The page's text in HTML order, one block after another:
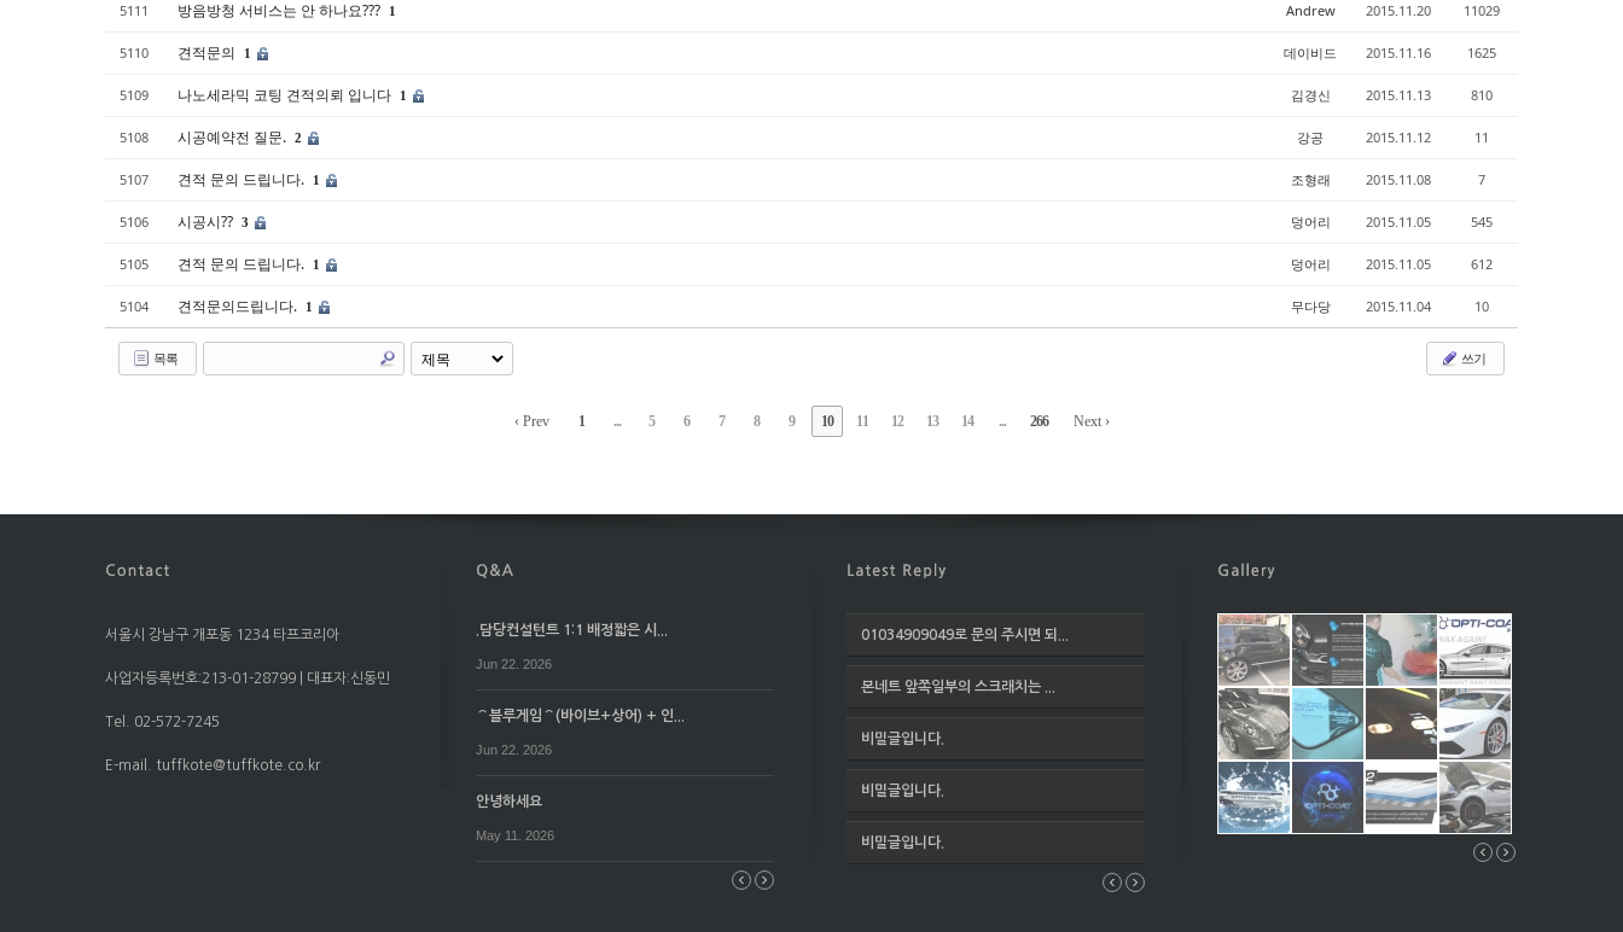
5111 방음방청 서비스는 안 하나요??? 1 Andrew 2015.11.20 11029
5110 견적문의 1 데이비드 2015.11.16 1625
5109 나노세라믹 코팅 견적의뢰 입니다 1 김경신 2015.11.13 810
5108 시공예약전 질문. 2 강공 2015.11.12 11
5107 견적 문의 드립니다. 1 조형래 2015.11.08 7
5106 시공시?? 3 덩어리 2015.11.05 545
5105 견적 문의 드립니다. 1 덩어리 2015.11.05 612
5104 견적문의드립니다. 1 무다당 2015.11.04 10
목록 쓰기
‹ Prev 1 ... 5 6 7 8 9 10 11 12 13 14 ... 266 Next ›
서울시 강남구 개포동 1234 타프코리아
사업자등록번호:213-01-28799 | 대표자:신동민
Tel. 02-572-7245
E-mail. tuffkote@tuffkote.co.kr
.담당컨설턴트 1:1 배정짧은 시...
Jun 22. 2026
⌒블루게임⌒(바이브+상어) + 인...
Jun 22. 2026
안녕하세요
May 11. 2026
01034909049로 문의 주시면 되...
본네트 앞쪽일부의 스크래치는 ...
비밀글입니다.
비밀글입니다.
비밀글입니다.